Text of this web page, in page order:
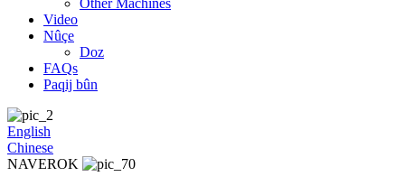
Other Machines
Video
Nûçe
Doz
FAQs
Paqij bûn
English
Chinese
NAVEROK